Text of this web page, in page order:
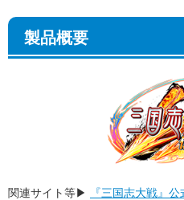
製品概要
関連サイト等▶
『三国志大戦』公